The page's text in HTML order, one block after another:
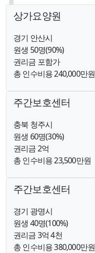
상가요양원
경기 안산시
원생 50명(90%)
권리금 포함가
총 인수비용 240,000만원
주간보호센터
충북 청주시
원생 60명(30%)
권리금 2억
총 인수비용 23,500만원
주간보호센터
경기 광명시
원생 40명(100%)
권리금 3억 4천
총 인수비용 380,000만원